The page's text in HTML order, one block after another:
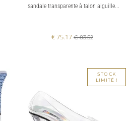
sandale transparente à talon aiguille...
€ 75.17 € 83.52
STOCK
LIMITÉ !